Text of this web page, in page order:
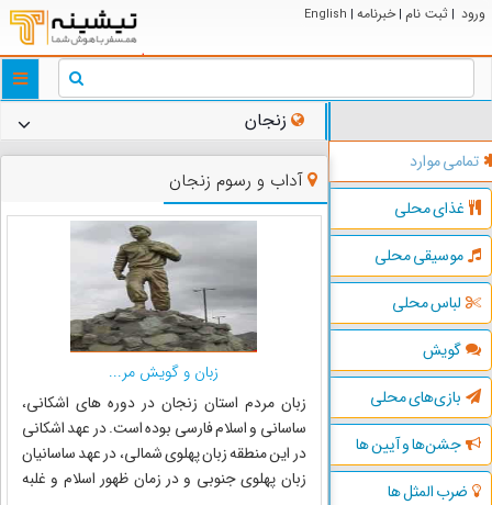
ورود | ثبت نام | خبرنامه |
English
تمامی موارد
غذای محلی
موسیقی محلی
لباس محلی
گویش
بازی‌های محلی
جشن‌ها و آیین ها
ضرب المثل ها
زنجان
آداب و رسوم زنجان
زبان و گویش مر...
زبان مردم استان زنجان در دوره ‏هاى اشکانى،
ساسانى و اسلام فارسى بوده است. در عهد اشکانى
در این منطقه زبان پهلوى شمالى، در عهد ساسانیان
زبان پهلوى جنوبى و در زمان ظهور اسلام و غلبه